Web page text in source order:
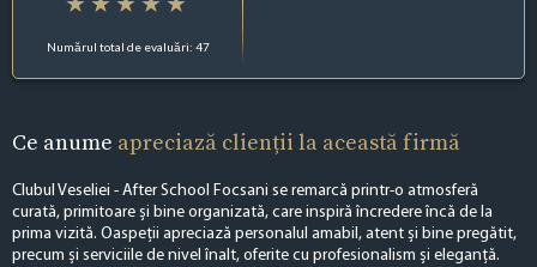
Numărul total de evaluări: 47
Ce anume apreciază clienții la această firmă
Clubul Veseliei - After School Focsani se remarcă printr-o atmosferă
curată, primitoare și bine organizată, care inspiră încredere încă de la
prima vizită. Oaspeții apreciază personalul amabil, atent și bine pregătit,
precum și serviciile de nivel înalt, oferite cu profesionalism și eleganță.